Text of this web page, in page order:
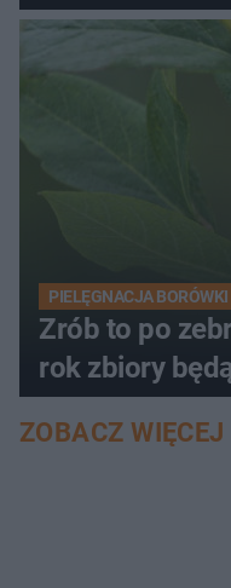
PIELĘGNACJA BORÓWKI
Zrób to po
rok zbiory
ZOBACZ WIĘCEJ